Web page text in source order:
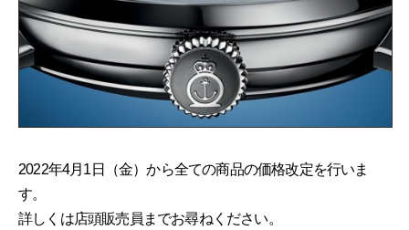
2022年4月1日（金）から全ての商品の価格改定を行いま
す。
詳しくは店頭販売員までお尋ねください。